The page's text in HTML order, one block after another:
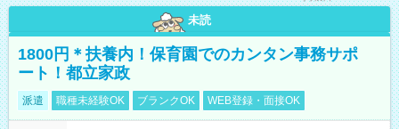
未読
1800円＊扶養内！保育園でのカンタン事務サポ
ート！都立家政
派遣 職種未経験OK ブランクOK WEB登録・面接OK